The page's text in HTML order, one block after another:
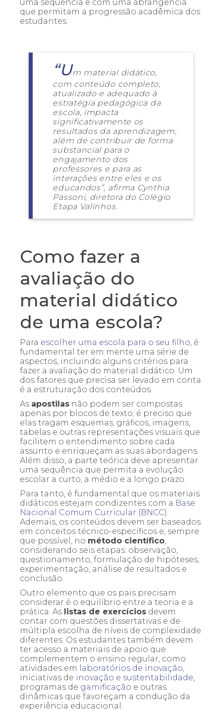
uma sequência e com uma abrangência
que permitam a progressão acadêmica dos
estudantes.
“Um material didático,
com conteúdo completo,
atualizado e adequado à
estratégia pedagógica da
escola, impacta
significativamente os
resultados da aprendizagem,
além de contribuir de forma
substancial para o
engajamento dos
professores e para as
interações entre eles e os
educandos”, afirma Cynthia
Passoni, diretora do Colégio
Etapa Valinhos.
Como fazer a
avaliação do
material didático
de uma escola?
Para escolher uma escola para o seu filho, é
fundamental ter em mente uma série de
aspectos, incluindo alguns critérios para
fazer a avaliação do material didático. Um
dos fatores que precisa ser levado em conta
é a estruturação dos conteúdos.
As apostilas não podem ser compostas
apenas por blocos de texto; é preciso que
elas tragam esquemas, gráficos, imagens,
tabelas e outras representações visuais que
facilitem o entendimento sobre cada
assunto e enriqueçam as suas abordagens.
Além disso, a parte teórica deve apresentar
uma sequência que permita a evolução
escolar a curto, a médio e a longo prazo.
Para tanto, é fundamental que os materiais
didáticos estejam condizentes com a Base
Nacional Comum Curricular (BNCC).
Ademais, os conteúdos devem ser baseados
em conceitos técnico-específicos e, sempre
que possível, no método científico,
considerando seis etapas: observação,
questionamento, formulação de hipóteses,
experimentação, análise de resultados e
conclusão.
Outro elemento que os pais precisam
considerar é o equilíbrio entre a teoria e a
prática. As listas de exercícios devem
contar com questões dissertativas e de
múltipla escolha de níveis de complexidade
diferentes. Os estudantes também devem
ter acesso a materiais de apoio que
complementem o ensino regular, como
atividades em
laboratórios de inovação,
iniciativas de inovação e sustentabilidade,
programas de gamificação e outras
dinâmicas que favoreçam a condução da
experiência educacional.